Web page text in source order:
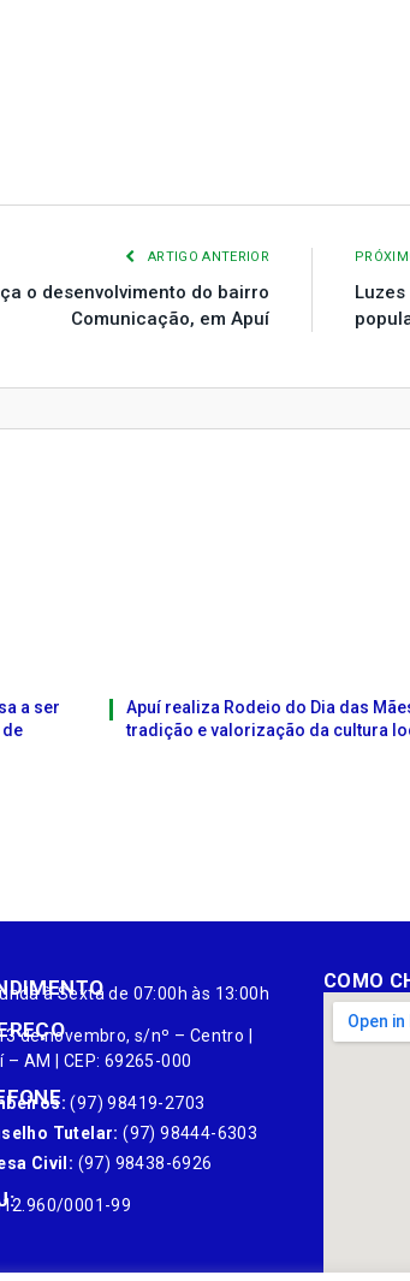
ARTIGO ANTERIOR
o desenvolvimento do bairro
Comunicação, em Apuí
a ser
de
Apuí realiza Rodeio do Dia das
tradição e valorização da cultura
à Sexta de 07:00h às 13:00h
de novembro, s/nº – Centro |
– AM | CEP: 69265-000
(97) 98419-2703
Tutelar: (97) 98444-6303
Civil: (97) 98438-6926
0001-99
COMO